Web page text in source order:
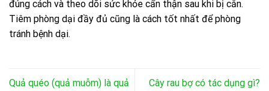
đúng cách và theo dõi sức khỏe cẩn thận sau khi bị cắn.
Tiêm phòng dại đầy đủ cũng là cách tốt nhất để phòng
tránh bệnh dại.
Quả quéo (quả muỗm) là quả
Cây rau bợ có tác dụng gì?